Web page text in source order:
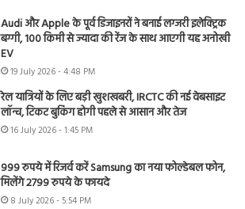
Audi और Apple के पूर्व डिजाइनरों ने बनाई लग्जरी इलेक्ट्रिक
बग्गी, 100 किमी से ज्यादा की रेंज के साथ आएगी यह अनोखी
EV
19 July 2026 - 4:48 PM
रेल यात्रियों के लिए बड़ी खुशखबरी, IRCTC की नई वेबसाइट
लॉन्च, टिकट बुकिंग होगी पहले से आसान और तेज
16 July 2026 - 1:45 PM
999 रुपये में रिजर्व करें Samsung का नया फोल्डेबल फोन,
मिलेंगे 2799 रुपये के फायदे
8 July 2026 - 5:54 PM